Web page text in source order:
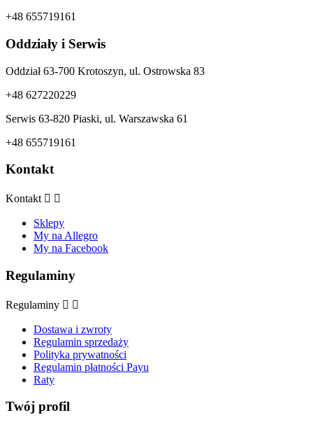
+48 655719161
Oddziały i Serwis
Oddział 63-700 Krotoszyn, ul. Ostrowska 83
+48 627220229
Serwis 63-820 Piaski, ul. Warszawska 61
+48 655719161
Kontakt
Kontakt  
Sklepy
My na Allegro
My na Facebook
Regulaminy
Regulaminy  
Dostawa i zwroty
Regulamin sprzedaży
Polityka prywatności
Regulamin płatności Payu
Raty
Twój profil